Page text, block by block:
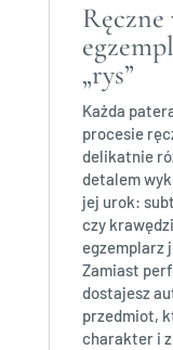
„rys”
Każda
procesie
delikatnie
detalem
jej urok:
czy
egzemplarz
Zamiast
dostajesz
przedmiot,
charakter i